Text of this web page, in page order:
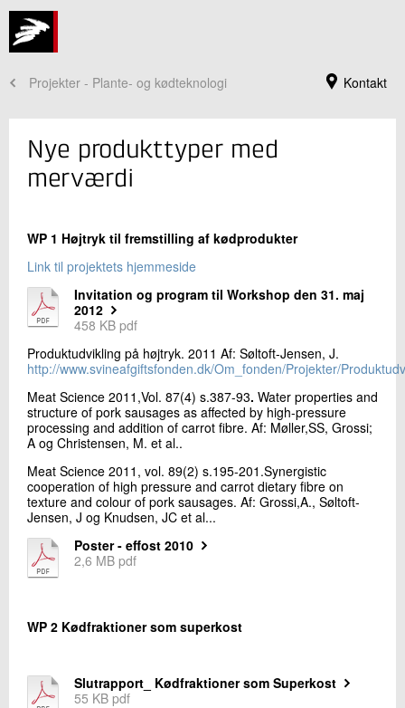
Kontakt
Projekter - Plante- og kødteknologi
Jeg er din kontaktperson
Lena Sloth
Bibliotekar
Produktion og Fødevarer Ledelse
+45 72 20 26 61
Send e-mail
Skriv til mig
Send
Nye produkttyper med
merværdi
WP 1 Højtryk til fremstilling af kødprodukter
Link til projektets hjemmeside
Invitation og program til Workshop den 31. maj
2012
458 KB pdf
Produktudvikling på højtryk. 2011 Af: Søltoft-Jensen, J.
http://www.svineafgiftsfonden.dk/Om_fonden/Projekter/
Meat Science 2011,Vol. 87(4) s.387-93. Water properties and
structure of pork sausages as affected by high-pressure
processing and addition of carrot fibre. Af: Møller,SS, Grossi;
A og Christensen, M. et al..
Meat Science 2011, vol. 89(2) s.195-201.Synergistic
cooperation of high pressure and carrot dietary fibre on
texture and colour of pork sausages. Af: Grossi,A., Søltoft-
Jensen, J og Knudsen, JC et al...
Poster - effost 2010
2,6 MB pdf
WP 2 Kødfraktioner som superkost
Slutrapport_ Kødfraktioner som Superkost
55 KB pdf